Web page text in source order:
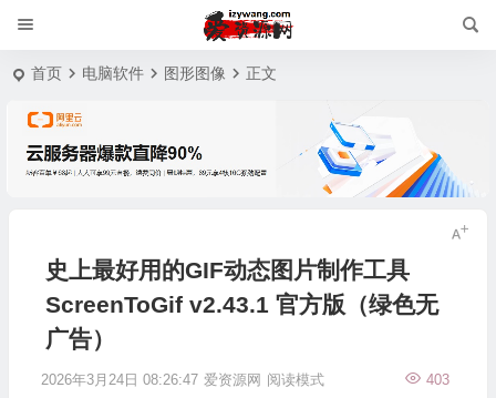
首页 电脑软件 图形图像 正文
史上最好用的GIF动态图片制作工具
ScreenToGif v2.43.1 官方版（绿色无
广告）
2026年3月24日 08:26:47 爱资源网 403
阅读模式